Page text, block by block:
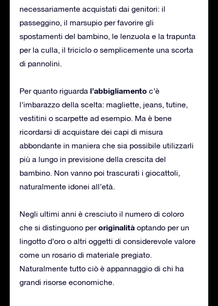
necessariamente acquistati dai genitori: il
passeggino, il marsupio per favorire gli
spostamenti del bambino, le lenzuola e la trapunta
per la culla, il triciclo o semplicemente una scorta
di pannolini.
Per quanto riguarda l’abbigliamento c’è
l’imbarazzo della scelta: magliette, jeans, tutine,
vestitini o scarpette ad esempio. Ma è bene
ricordarsi di acquistare dei capi di misura
abbondante in maniera che sia possibile utilizzarli
più a lungo in previsione della crescita del
bambino. Non vanno poi trascurati i giocattoli,
naturalmente idonei all’età.
Negli ultimi anni è cresciuto il numero di coloro
che si distinguono peroriginalità optando per un
lingotto d’oro o altri oggetti di considerevole valore
come un rosario di materiale pregiato.
Naturalmente tutto ciò è appannaggio di chi ha
grandi risorse economiche.